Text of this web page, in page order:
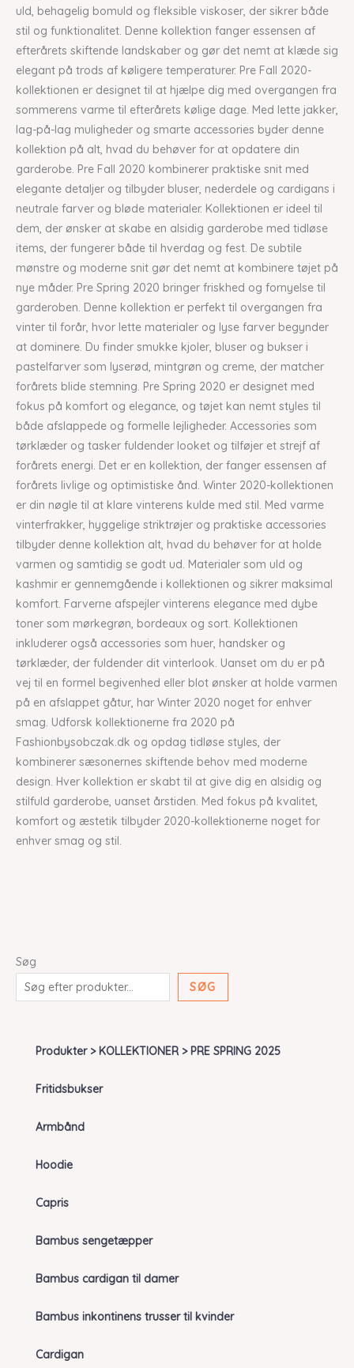
Søg
SØG
Produkter > KOLLEKTIONER > PRE SPRING 2025
Fritidsbukser
Armbånd
Hoodie
Capris
Bambus sengetæpper
Bambus cardigan til damer
Bambus inkontinens trusser til kvinder
Cardigan
uld, behagelig bomuld og fleksible viskoser, der sikrer både
stil og funktionalitet. Denne kollektion fanger essensen af
efterårets skiftende landskaber og gør det nemt at klæde sig
elegant på trods af køligere temperaturer. Pre Fall 2020-
kollektionen er designet til at hjælpe dig med overgangen fra
sommerens varme til efterårets kølige dage. Med lette jakker,
lag-på-lag muligheder og smarte accessories byder denne
kollektion på alt, hvad du behøver for at opdatere din
garderobe. Pre Fall 2020 kombinerer praktiske snit med
elegante detaljer og tilbyder bluser, nederdele og cardigans i
neutrale farver og bløde materialer. Kollektionen er ideel til
dem, der ønsker at skabe en alsidig garderobe med tidløse
items, der fungerer både til hverdag og fest. De subtile
mønstre og moderne snit gør det nemt at kombinere tøjet på
nye måder. Pre Spring 2020 bringer friskhed og fornyelse til
garderoben. Denne kollektion er perfekt til overgangen fra
vinter til forår, hvor lette materialer og lyse farver begynder
at dominere. Du finder smukke kjoler, bluser og bukser i
pastelfarver som lyserød, mintgrøn og creme, der matcher
forårets blide stemning. Pre Spring 2020 er designet med
fokus på komfort og elegance, og tøjet kan nemt styles til
både afslappede og formelle lejligheder. Accessories som
tørklæder og tasker fuldender looket og tilføjer et strejf af
forårets energi. Det er en kollektion, der fanger essensen af
forårets livlige og optimistiske ånd. Winter 2020-kollektionen
er din nøgle til at klare vinterens kulde med stil. Med varme
vinterfrakker, hyggelige striktrøjer og praktiske accessories
tilbyder denne kollektion alt, hvad du behøver for at holde
varmen og samtidig se godt ud. Materialer som uld og
kashmir er gennemgående i kollektionen og sikrer maksimal
komfort. Farverne afspejler vinterens elegance med dybe
toner som mørkegrøn, bordeaux og sort. Kollektionen
inkluderer også accessories som huer, handsker og
tørklæder, der fuldender dit vinterlook. Uanset om du er på
vej til en formel begivenhed eller blot ønsker at holde varmen
på en afslappet gåtur, har Winter 2020 noget for enhver
smag. Udforsk kollektionerne fra 2020 på
Fashionbysobczak.dk og opdag tidløse styles, der
kombinerer sæsonernes skiftende behov med moderne
design. Hver kollektion er skabt til at give dig en alsidig og
stilfuld garderobe, uanset årstiden. Med fokus på kvalitet,
komfort og æstetik tilbyder 2020-kollektionerne noget for
enhver smag og stil.